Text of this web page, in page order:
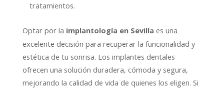
tratamientos.
Optar por la implantología en Sevilla es una
excelente decisión para recuperar la funcionalidad y
estética de tu sonrisa. Los implantes dentales
ofrecen una solución duradera, cómoda y segura,
mejorando la calidad de vida de quienes los eligen. Si